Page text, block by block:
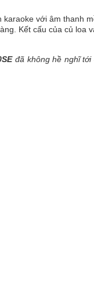
với âm thanh
Kết cấu của củ loa
đã không hề nghĩ tới